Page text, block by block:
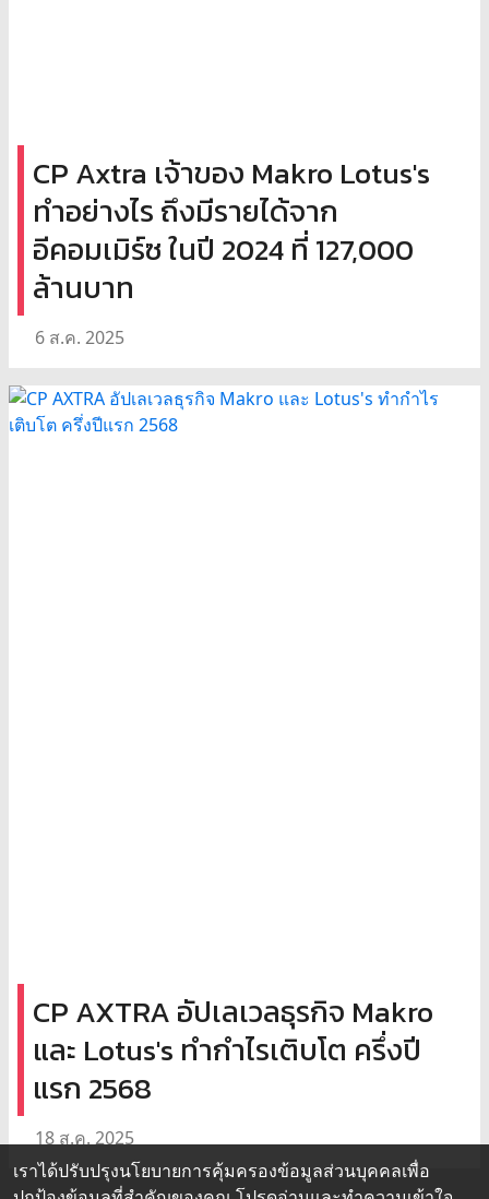
CP Axtra เจ้าของ Makro Lotus's
ทำอย่างไร ถึงมีรายได้จาก
อีคอมเมิร์ซ ในปี 2024 ที่ 127,000
ล้านบาท
6 ส.ค. 2025
CP AXTRA อัปเลเวลธุรกิจ Makro
และ Lotus's ทำกำไรเติบโต ครึ่งปี
แรก 2568
18 ส.ค. 2025
เราได้ปรับปรุงนโยบายการคุ้มครองข้อมูลส่วนบุคคลเพื่อ